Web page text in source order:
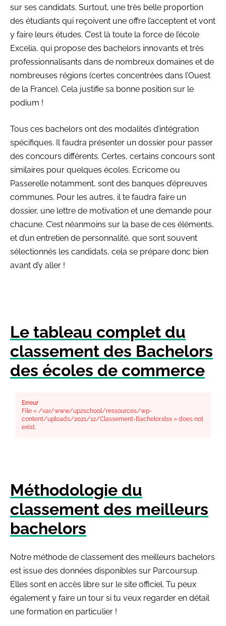
sur ses candidats. Surtout, une très belle proportion
des étudiants qui reçoivent une offre l’acceptent et vont
y faire leurs études. C’est là toute la force de l’école
Excelia, qui propose des bachelors innovants et très
professionnalisants dans de nombreux domaines et de
nombreuses régions (certes concentrées dans l’Ouest
de la France). Cela justifie sa bonne position sur le
podium !
Tous ces bachelors ont des modalités d’intégration
spécifiques. Il faudra présenter un dossier pour passer
des concours différents. Certes, certains concours sont
similaires pour quelques écoles. Ecricome ou
Passerelle notamment, sont des banques d’épreuves
communes. Pour les autres, il te faudra faire un
dossier, une lettre de motivation et une demande pour
chacune. C’est néanmoins sur la base de ces éléments,
et d’un entretien de personnalité, que sont souvent
sélectionnés les candidats, cela se prépare donc bien
avant d’y aller !
Le tableau complet du
classement des Bachelors
des écoles de commerce
Erreur
File « /var/www/up2school/ressources/wp-
content/uploads/2021/12/Classement-Bachelor.xlsx » does not
exist.
Méthodologie du
classement des meilleurs
bachelors
Notre méthode de classement des meilleurs bachelors
est issue des données disponibles sur Parcoursup.
Elles sont en accès libre sur le site officiel. Tu peux
également y faire un tour si tu veux regarder en détail
une formation en particulier !